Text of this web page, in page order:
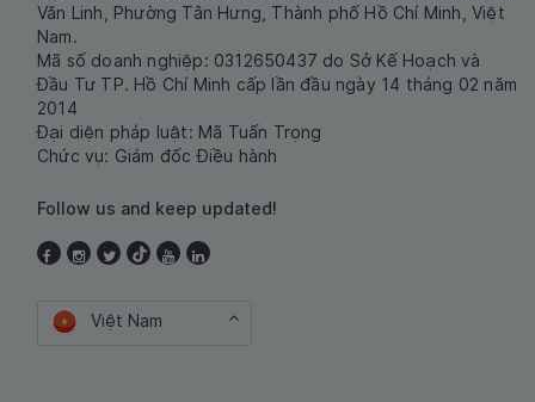
Văn Linh, Phường Tân Hưng, Thành phố Hồ Chí Minh, Việt
Nam.
Mã số doanh nghiệp: 0312650437 do Sở Kế Hoạch và
Đầu Tư TP. Hồ Chí Minh cấp lần đầu ngày 14 tháng 02 năm
2014
Đại diện pháp luật: Mã Tuấn Trọng
Chức vụ: Giám đốc Điều hành
Follow us and keep updated!
Việt Nam